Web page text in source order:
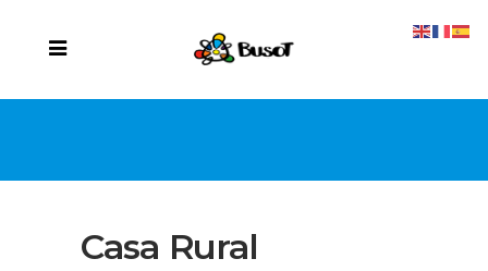
Casa Rural